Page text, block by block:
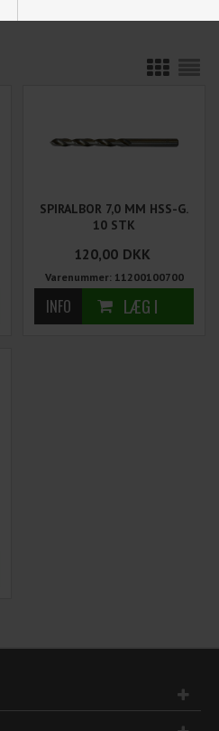
SPIRALBOR 7,0 MM HSS-G.
10 STK
120,00 DKK
Varenummer: 11200100700